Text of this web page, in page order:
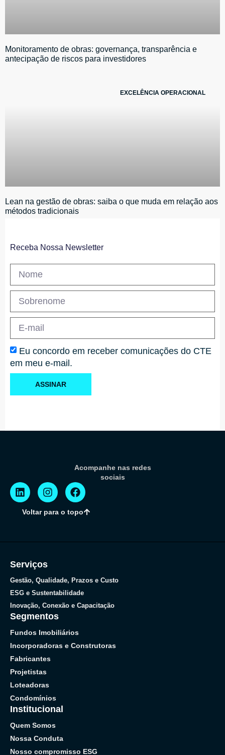
Monitoramento de obras: governança, transparência e
antecipação de riscos para investidores
EXCELÊNCIA OPERACIONAL
Lean na gestão de obras: saiba o que muda em relação aos
métodos tradicionais
Receba Nossa Newsletter
Eu concordo em receber comunicações do CTE
em meu e-mail.
ASSINAR
Acompanhe nas redes
sociais
Voltar para o topo
Serviços
Gestão, Qualidade, Prazos e Custo
ESG e Sustentabilidade
Inovação, Conexão e Capacitação
Segmentos
Fundos Imobiliários
Incorporadoras e Construtoras
Fabricantes
Projetistas
Loteadoras
Condomínios
Institucional
Quem Somos
Nossa Conduta
Nosso compromisso ESG